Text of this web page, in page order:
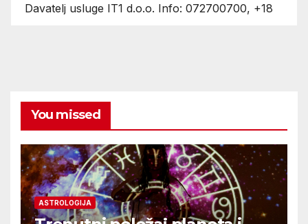
Davatelj usluge IT1 d.o.o. Info: 072700700, +18
You missed
ASTROLOGIJA